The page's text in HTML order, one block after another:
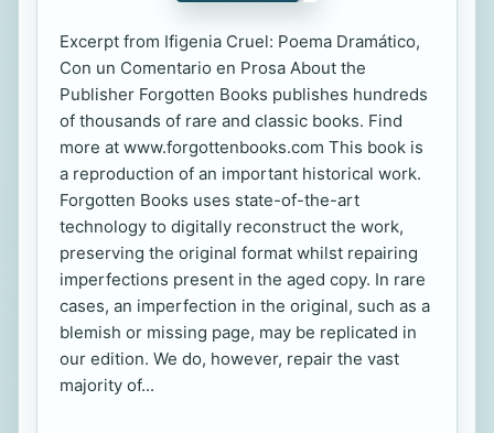
Excerpt from Ifigenia Cruel: Poema Dramático,
Con un Comentario en Prosa About the
Publisher Forgotten Books publishes hundreds
of thousands of rare and classic books. Find
more at www.forgottenbooks.com This book is
a reproduction of an important historical work.
Forgotten Books uses state-of-the-art
technology to digitally reconstruct the work,
preserving the original format whilst repairing
imperfections present in the aged copy. In rare
cases, an imperfection in the original, such as a
blemish or missing page, may be replicated in
our edition. We do, however, repair the vast
majority of...